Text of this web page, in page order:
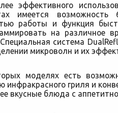
эффективного
имеется возможность
работы и функция
на
система
микроволн и их
моделях есть
инфракрасного гриля и
вкусные блюда с